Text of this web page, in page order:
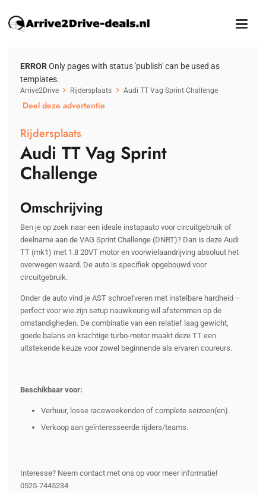
ERROROnly pages with status 'publish' can be used as
templates.
Arrive2Drive Rijdersplaats Audi TT Vag Sprint Challenge
Deel deze advertentie
Rijdersplaats
Audi TT Vag Sprint
Challenge
Omschrijving
Ben je op zoek naar een ideale instapauto voor circuitgebruik of
deelname aan de VAG Sprint Challenge (DNRT)? Dan is deze Audi
TT (mk1) met 1.8 20VT motor en voorwielaandrijving absoluut het
overwegen waard. De auto is specifiek opgebouwd voor
circuitgebruik.
Onder de auto vind je AST schroefveren met instelbare hardheid –
perfect voor wie zijn setup nauwkeurig wil afstemmen op de
omstandigheden. De combinatie van een relatief laag gewicht,
goede balans en krachtige turbo-motor maakt deze TT een
uitstekende keuze voor zowel beginnende als ervaren coureurs.
Beschikbaar voor:
Verhuur, losse raceweekenden of complete seizoen(en).
Verkoop aan geïnteresseerde rijders/teams.
Interesse? Neem contact met ons op voor meer informatie!
0525-7445234